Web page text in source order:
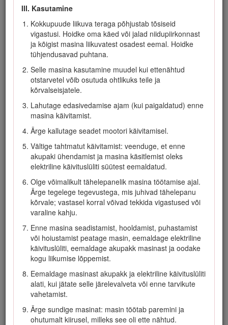
III. Kasutamine
Kokkupuude liikuva teraga põhjustab tõsiseid
vigastusi. Hoidke oma käed või jalad niidupiirkonnast
ja kõigist masina liikuvatest osadest eemal. Hoidke
tühjendusavad puhtana.
Selle masina kasutamine muudel kui ettenähtud
otstarvetel võib osutuda ohtlikuks teile ja
kõrvalseisjatele.
Lahutage edasivedamise ajam (kui paigaldatud) enne
masina käivitamist.
Ärge kallutage seadet mootori käivitamisel.
Vältige tahtmatut käivitamist: veenduge, et enne
akupaki ühendamist ja masina käsitlemist oleks
elektriline käivituslüliti süütest eemaldatud.
Olge võimalikult tähelepanelik masina töötamise ajal.
Ärge tegelege tegevustega, mis juhivad tähelepanu
kõrvale; vastasel korral võivad tekkida vigastused või
varaline kahju.
Enne masina seadistamist, hooldamist, puhastamist
või hoiustamist peatage masin, eemaldage elektriline
käivituslüliti, eemaldage akupakk masinast ja oodake
kogu liikumise lõppemist.
Eemaldage masinast akupakk ja elektriline käivituslüliti
alati, kui jätate selle järelevalveta või enne tarvikute
vahetamist.
Ärge sundige masinat: masin töötab paremini ja
ohutumalt kiirusel, milleks see oli ette nähtud.
Ärge lubage lastel masinat, akupakki ja akulaadijat
kasutada ega nendega mängida; kohalikud eeskirjad
võivad masina kasutaja vanust piirata.
Ärge lubage masinat, akupakki või akulaadijat kasutada
halvenenud füüsiliste, sensoorsete või vaimsete
võimetega või kogemuste ja masina kasutamisega
seonduvate teadmisteta inimestel, välja arvatud juhul, kui
neid juhendatakse selle ohutu kasutamise osas, nad
töötavad järelevalve all ja mõistavad selle kasutamisel
kaasnevaid ohte.
Enne seadme, akupaki ja akulaadija kasutamist lugege
läbi kõik juhised ja toodetel märgitud hoiatusmärgistused.
Tutvuge masina, akupaki ja akulaadija juhtimisseadmete
ja õige kasutamisega.
II. Ettevalmistus
Hoidke kõrvalised isikud, eriti lapsed ja lemmikloomad
tööalast väljaspool.
Ärge töötage masinaga, kui kõik selle kaitse- ja
turvaseadmed, näiteks deflektor ja murukoguja, pole
paigas ega tööta masinal korralikult.
Vaadake üle ala, kus hakkate masinat kasutama, ja
eemaldage kõik esemed, mis võivad masina tööd segada
või masinalt viskuda.
Enne masina kasutamist veenduge, et tera, tera
kinnituspolt ega terakoost poleks kulunud ega
kahjustunud. Asendage kõik kahjustunud või loetamatud
sildid.